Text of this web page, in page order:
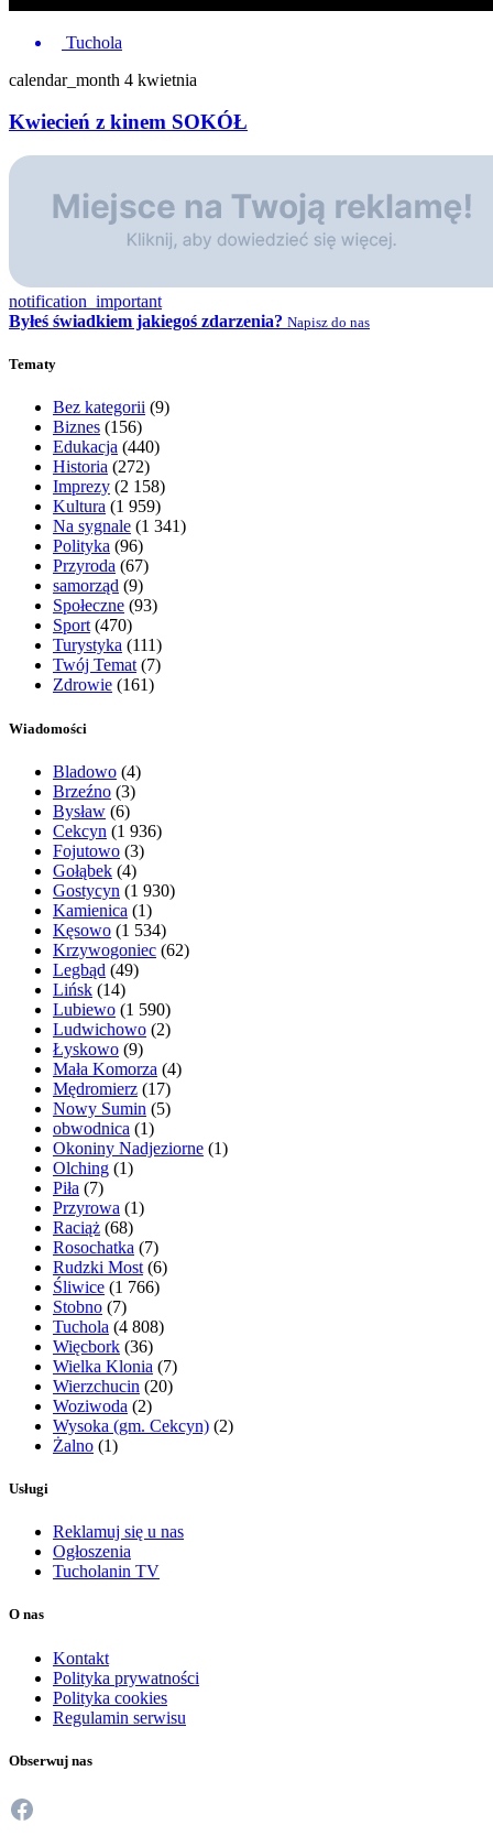
Tuchola
calendar_month 4 kwietnia
Kwiecień z kinem SOKÓŁ
notification_important
Byłeś świadkiem jakiegoś zdarzenia? Napisz do nas
Tematy
Bez kategorii (9)
Biznes (156)
Edukacja (440)
Historia (272)
Imprezy (2 158)
Kultura (1 959)
Na sygnale (1 341)
Polityka (96)
Przyroda (67)
samorząd (9)
Społeczne (93)
Sport(470)
Turystyka (111)
Twój Temat(7)
Zdrowie (161)
Wiadomości
Bladowo (4)
Brzeźno (3)
Bysław (6)
Cekcyn (1 936)
Fojutowo (3)
Gołąbek (4)
Gostycyn (1 930)
Kamienica (1)
Kęsowo (1 534)
Krzywogoniec (62)
Legbąd (49)
Lińsk (14)
Lubiewo (1 590)
Ludwichowo (2)
Łyskowo (9)
Mała Komorza (4)
Mędromierz (17)
Nowy Sumin (5)
obwodnica (1)
Okoniny Nadjeziorne (1)
Olching (1)
Piła (7)
Przyrowa (1)
Raciąż (68)
Rosochatka (7)
Rudzki Most (6)
Śliwice (1 766)
Stobno (7)
Tuchola (4 808)
Więcbork (36)
Wielka Klonia (7)
Wierzchucin (20)
Woziwoda (2)
Wysoka (gm. Cekcyn) (2)
Żalno (1)
Usługi
Reklamuj się u nas
Ogłoszenia
Tucholanin TV
O nas
Kontakt
Polityka prywatności
Polityka cookies
Regulamin serwisu
Obserwuj nas
Facebook